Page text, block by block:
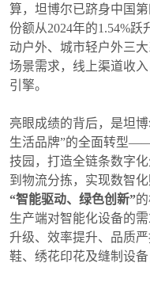
算，坦博尔已跻身中国
份额从2024年的1.54%
动户外、城市轻户外三
场景需求，线上渠道收
引擎。
亮眼成绩的背后，是坦
生活品牌”的全面转型
技园，打造全链条数字
到物流分拣，实现数智
“智能驱动、绿色创新”
生产端对智能化设备的
升级、效率提升、品质
鞋、绣花印花及缝制设